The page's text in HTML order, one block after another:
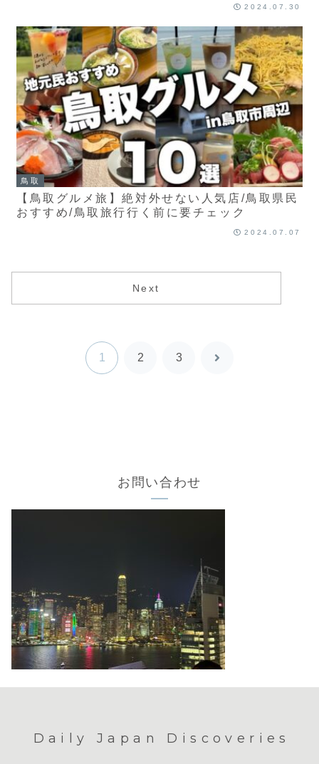
2024.07.30
鳥取
【鳥取グルメ旅】絶対外せない人気店/鳥取県民
おすすめ/鳥取旅行行く前に要チェック
2024.07.07
Next
1 2 3
次
お問い合わせ
Daily Japan Discoveries